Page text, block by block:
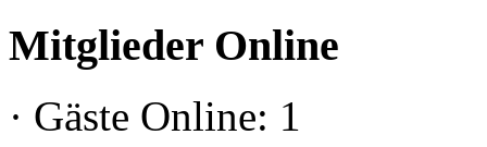
Mitglieder Online
· Gäste Online: 1